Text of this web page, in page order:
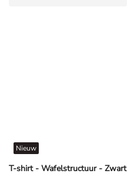
T-shirt - Wafelstructuur - Zwart
Nieuw